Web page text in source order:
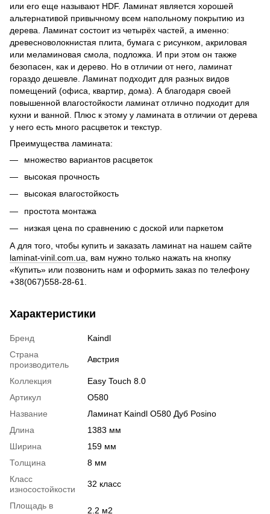
или его еще называют HDF. Ламинат является хорошей
альтернативой привычному всем напольному покрытию из
дерева. Ламинат состоит из четырёх частей, а именно:
древесноволокнистая плита, бумага с рисунком, акриловая
или меламиновая смола, подложка. И при этом он также
безопасен, как и дерево. Но в отличии от него, ламинат
гораздо дешевле. Ламинат подходит для разных видов
помещений (офиса, квартир, дома). А благодаря своей
повышенной влагостойкости ламинат отлично подходит для
кухни и ванной. Плюс к этому у ламината в отличии от дерева
у него есть много расцветок и текстур.
Преимущества ламината:
множество вариантов расцветок
высокая прочность
высокая влагостойкость
простота монтажа
низкая цена по сравнению с доской или паркетом
А для того, чтобы купить и заказать ламинат на нашем сайте
laminat-vinil.com.ua , вам нужно только нажать на кнопку
«Купить» или позвонить нам и оформить заказ по телефону
+38(067)558-28-61.
Характеристики
Бренд
Kaindl
Страна
производитель
Австрия
Коллекция
Easy Touch 8.0
Артикул
O580
Название
Ламинат Kaindl O580 Дуб Posino
Длина
1383 мм
Ширина
159 мм
Толщина
8 мм
Класс
износостойкости
32 класс
Площадь в
2.2 м2